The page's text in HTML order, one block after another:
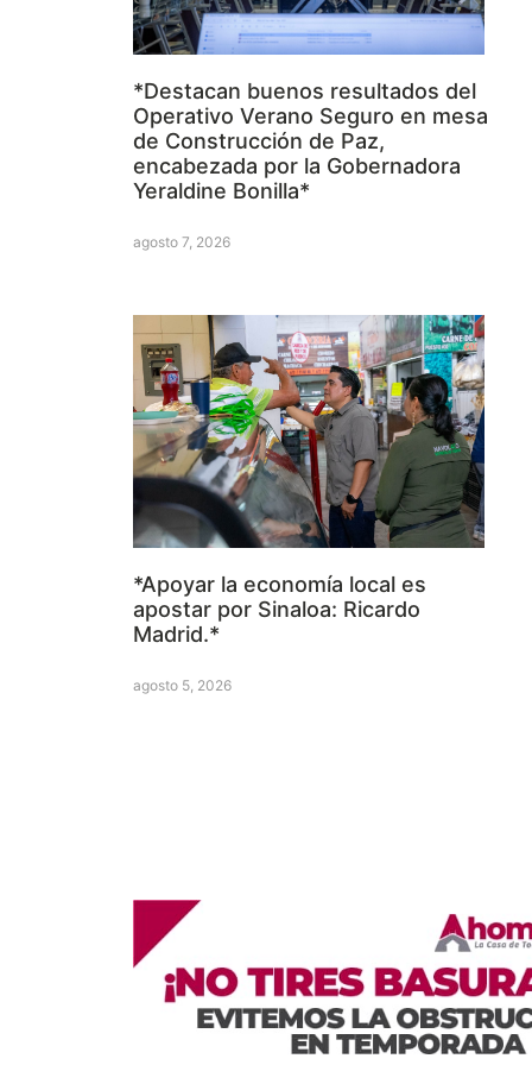
*Destacan buenos resultados del
Operativo Verano Seguro en mesa
de Construcción de Paz,
encabezada por la Gobernadora
Yeraldine Bonilla*
agosto 7, 2026
*Apoyar la economía local es
apostar por Sinaloa: Ricardo
Madrid.*
agosto 5, 2026